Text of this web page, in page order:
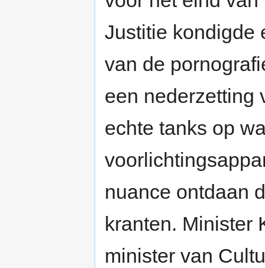
Justitie kondigde
van de
een nederzetting
echte tanks op
nuance ontdaan
kranten. Minister
minister van